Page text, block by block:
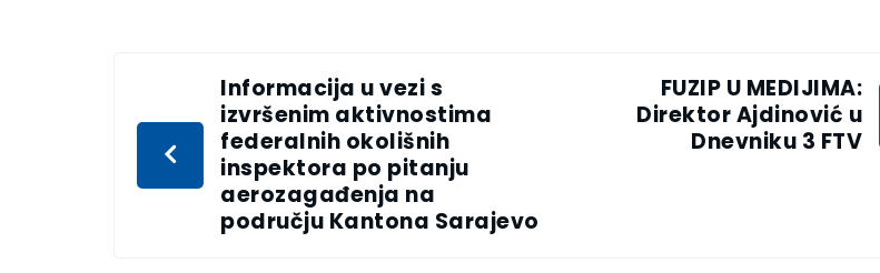
Informacija u vezi s
izvršenim aktivnostima
federalnih okolišnih
inspektora po pitanju
aerozagađenja na
području Kantona Sarajevo
FUZIP U MEDIJIMA:
Direktor Ajdinović u
Dnevniku 3 FTV